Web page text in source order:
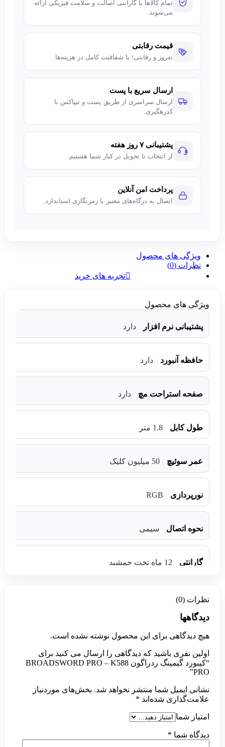
تمام کالاها با گارانتی اصالت و سلامت فیزیکی ارائه
می‌شوند.
قیمت رقابتی
به‌روز و رقابتی؛ با شفافیت کامل در هزینه‌ها.
ارسال سریع با پست
ارسال سراسری از طریق پست و تیپاکس با
کدرهگیری.
پشتیبانی ۷ روز هفته
از انتخاب تا تحویل در کنار شما هستیم.
پرداخت امن آنلاین
اتصال به درگاه‌های معتبر با رمزنگاری استاندارد.
ویژگی های محصول
نظرات (0)
تجربه های خرید
ویژگی های محصول
پشتیبانی نرم افزار دارد
حافظه آنبورد دارد
صفحه استراحت مچ دارد
طول کابل 1.8 متر
عمر سوئیچ 50 میلیون کلیک
نورپردازی RGB
نحوه اتصال سیمی
گارانتی 12 ماه تخت جمشید
نظرات (0)
دیدگاهها
هیچ دیدگاهی برای این محصول نوشته نشده است.
اولین نفری باشید که دیدگاهی را ارسال می کنید برای
“کیبورد گیمینگ ردراگون BROADSWORD PRO – K588
PRO”
نشانی ایمیل شما منتشر نخواهد شد. بخش‌های موردنیاز
علامت‌گذاری شده‌اند *
امتیاز شما
دیدگاه شما *